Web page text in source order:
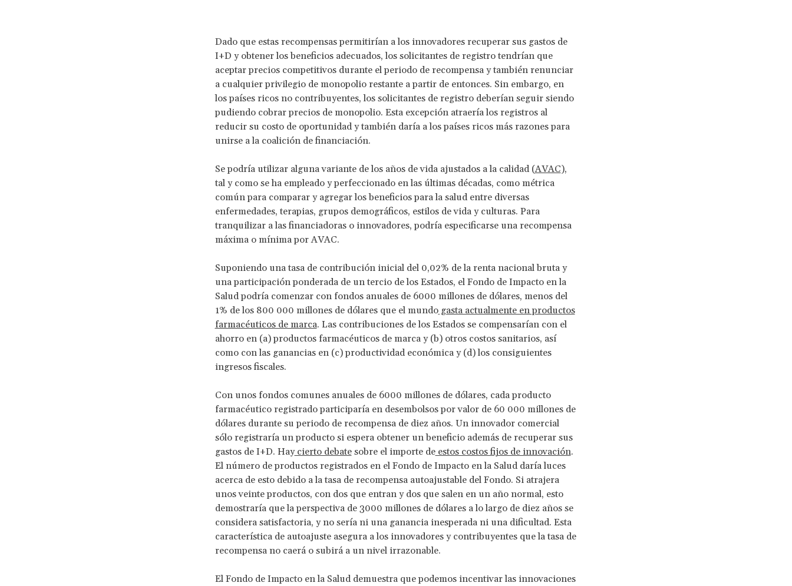
Dado que estas recompensas permitirían a los innovadores recuperar sus gastos de
I+D y obtener los beneficios adecuados, los solicitantes de registro tendrían que
aceptar precios competitivos durante el periodo de recompensa y también renunciar
a cualquier privilegio de monopolio restante a partir de entonces. Sin embargo, en
los países ricos no contribuyentes, los solicitantes de registro deberían seguir siendo
pudiendo cobrar precios de monopolio. Esta excepción atraería los registros al
reducir su costo de oportunidad y también daría a los países ricos más razones para
unirse a la coalición de financiación.
Se podría utilizar alguna variante de los años de vida ajustados a la calidad (AVAC),
tal y como se ha empleado y perfeccionado en las últimas décadas, como métrica
común para comparar y agregar los beneficios para la salud entre diversas
enfermedades, terapias, grupos demográficos, estilos de vida y culturas. Para
tranquilizar a las financiadoras o innovadores, podría especificarse una recompensa
máxima o mínima por AVAC.
Suponiendo una tasa de contribución inicial del 0,02% de la renta nacional bruta y
una participación ponderada de un tercio de los Estados, el Fondo de Impacto en la
Salud podría comenzar con fondos anuales de 6000 millones de dólares, menos del
1% de los 800 000 millones de dólares que el mundogasta actualmente en productos
farmacéuticos de marca. Las contribuciones de los Estados se compensarían con el
ahorro en (a) productos farmacéuticos de marca y (b) otros costos sanitarios, así
como con las ganancias en (c) productividad económica y (d) los consiguientes
ingresos fiscales.
Con unos fondos comunes anuales de 6000 millones de dólares, cada producto
farmacéutico registrado participaría en desembolsos por valor de 60 000 millones de
dólares durante su periodo de recompensa de diez años. Un innovador comercial
sólo registraría un producto si espera obtener un beneficio además de recuperar sus
gastos de I+D. Haycierto debatesobre el importe deestos costos fijos de innovación.
El número de productos registrados en el Fondo de Impacto en la Salud daría luces
acerca de esto debido a la tasa de recompensa autoajustable del Fondo. Si atrajera
unos veinte productos, con dos que entran y dos que salen en un año normal, esto
demostraría que la perspectiva de 3000 millones de dólares a lo largo de diez años se
considera satisfactoria, y no sería ni una ganancia inesperada ni una dificultad. Esta
característica de autoajuste asegura a los innovadores y contribuyentes que la tasa de
recompensa no caerá o subirá a un nivel irrazonable.
El Fondo de Impacto en la Salud demuestra que podemos incentivar las innovaciones